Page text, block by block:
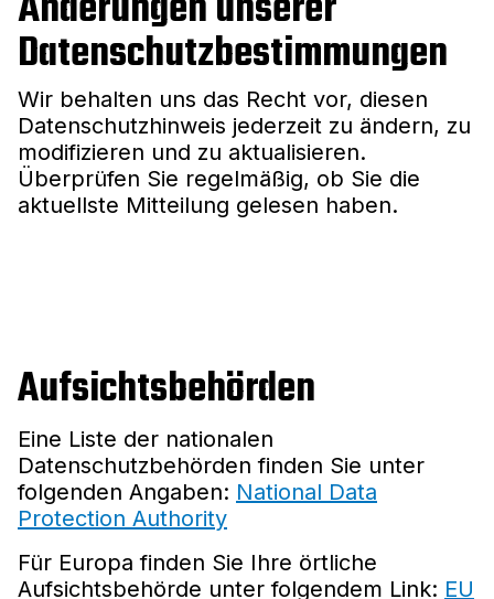
Datenschutzbestimmungen
Wir behalten uns das Recht vor, diesen
Datenschutzhinweis jederzeit zu ändern, zu
modifizieren und zu aktualisieren.
Überprüfen Sie regelmäßig, ob Sie die
aktuellste Mitteilung gelesen haben.
Aufsichtsbehörden
Eine Liste der nationalen
Datenschutzbehörden finden Sie unter
folgenden Angaben: National Data
Protection Authority
Für Europa finden Sie Ihre örtliche
Aufsichtsbehörde unter folgendem Link: EU